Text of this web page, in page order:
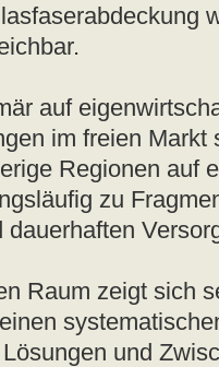
auf
im freien Markt
Regionen auf
zu
dauerhaften
Raum zeigt sich
und